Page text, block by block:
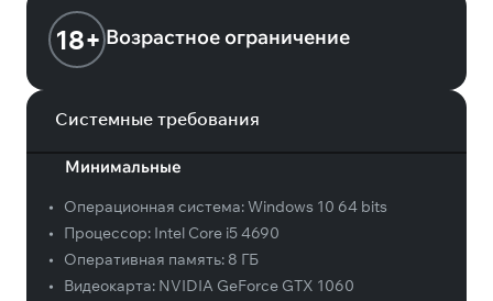
18+ Возрастное ограничение
Системные требования
Минимальные
• Операционная система:Windows 10 64 bits
•
Процессор: Intel Core i5 4690
•
Оперативная память: 8 ГБ
•
Видеокарта: NVIDIA GeForce GTX 1060